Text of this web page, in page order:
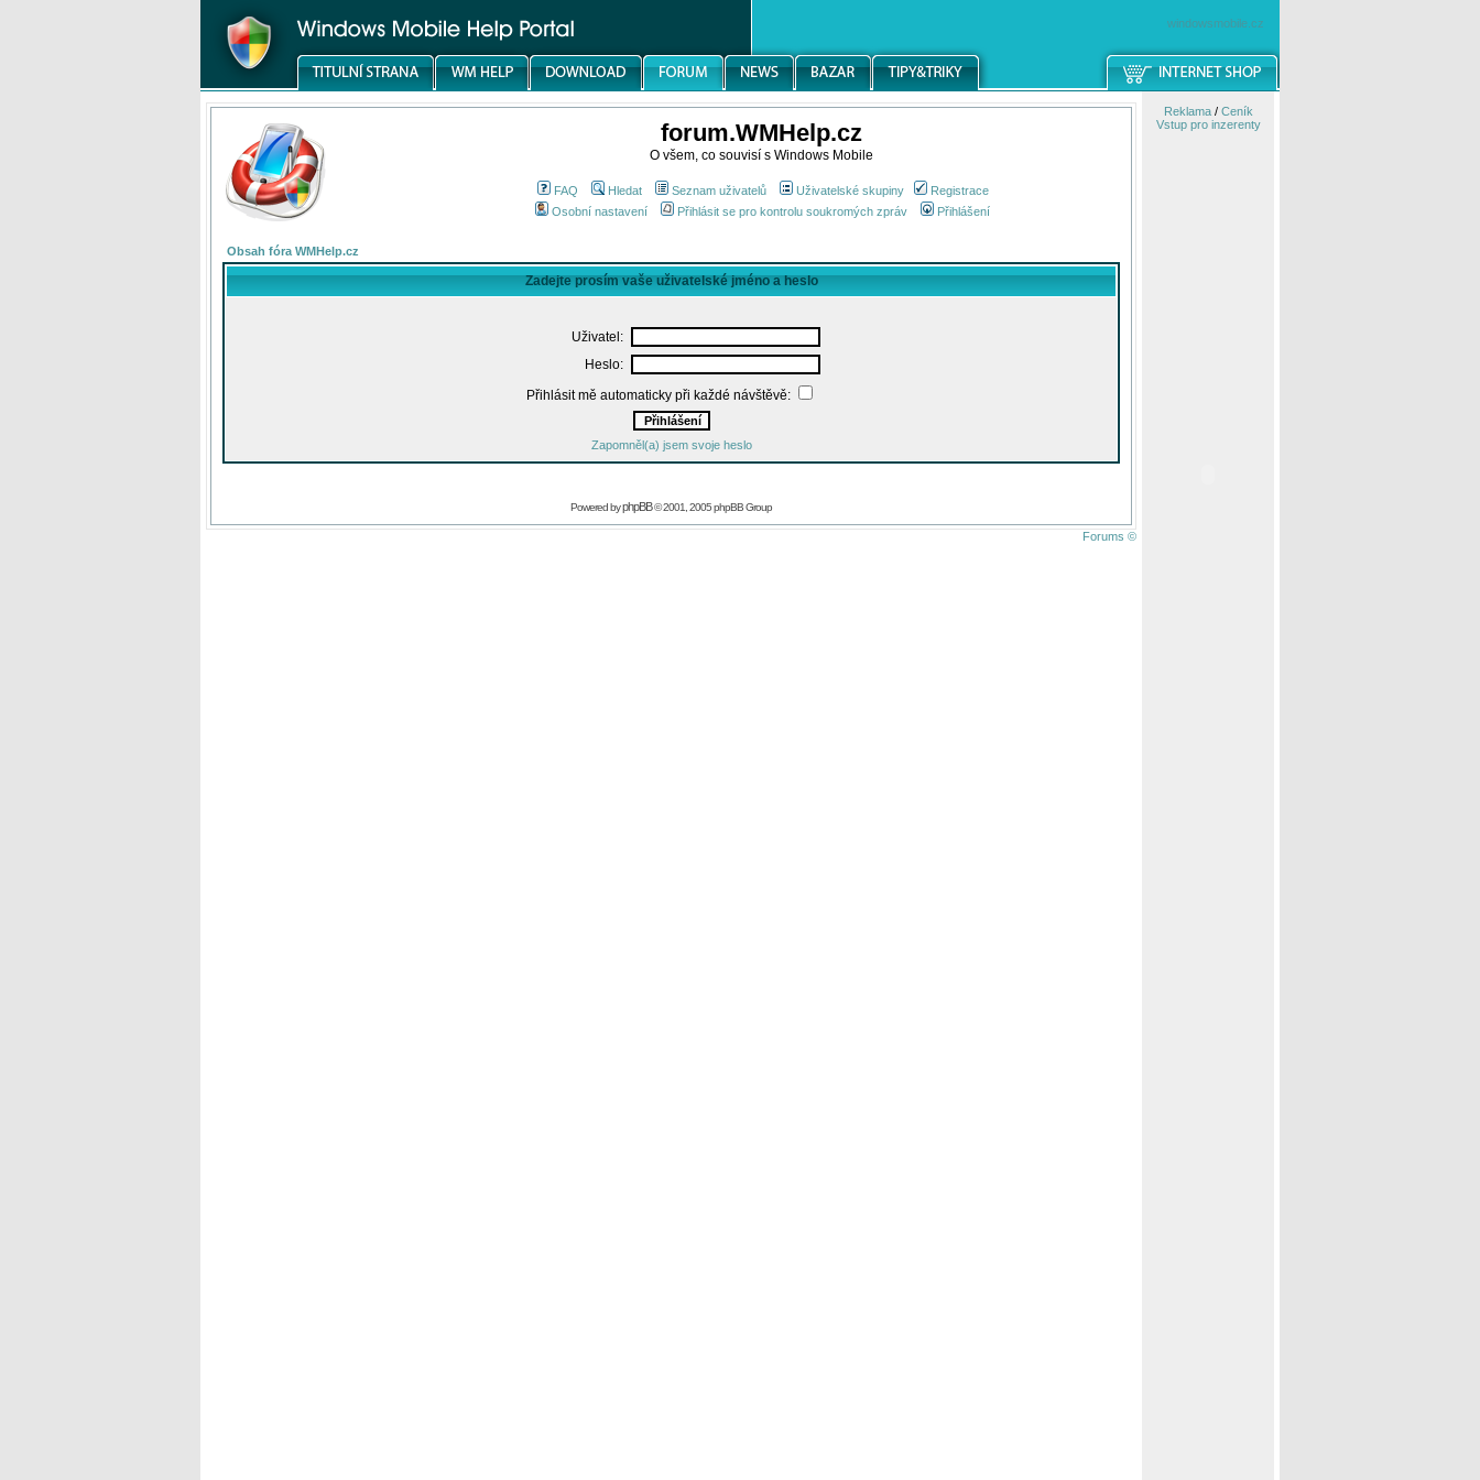
windowsmobile.cz
forum.WMHelp.cz
O všem, co souvisí s Windows Mobile
FAQ Hledat Seznam uživatelů Uživatelské skupiny
Registrace
Osobní nastavení
Přihlásit se pro kontrolu soukromých zpráv Přihlášení
Obsah fóra WMHelp.cz
Zadejte prosím vaše uživatelské jméno a heslo
Uživatel:
Heslo:
Přihlásit mě automaticky při každé návštěvě:
Zapomněl(a) jsem svoje heslo
Powered byphpBB© 2001, 2005 phpBB Group
Forums ©
Reklama/ Ceník
Vstup pro inzerenty